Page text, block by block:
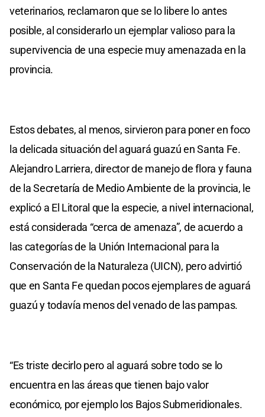
veterinarios, reclamaron que se lo libere lo antes
posible, al considerarlo un ejemplar valioso para la
supervivencia de una especie muy amenazada en la
provincia.
Estos debates, al menos, sirvieron para poner en foco
la delicada situación del aguará guazú en Santa Fe.
Alejandro Larriera, director de manejo de flora y fauna
de la Secretaría de Medio Ambiente de la provincia, le
explicó a El Litoral que la especie, a nivel internacional,
está considerada “cerca de amenaza”, de acuerdo a
las categorías de la Unión Internacional para la
Conservación de la Naturaleza (UICN), pero advirtió
que en Santa Fe quedan pocos ejemplares de aguará
guazú y todavía menos del venado de las pampas.
“Es triste decirlo pero al aguará sobre todo se lo
encuentra en las áreas que tienen bajo valor
económico, por ejemplo los Bajos Submeridionales.